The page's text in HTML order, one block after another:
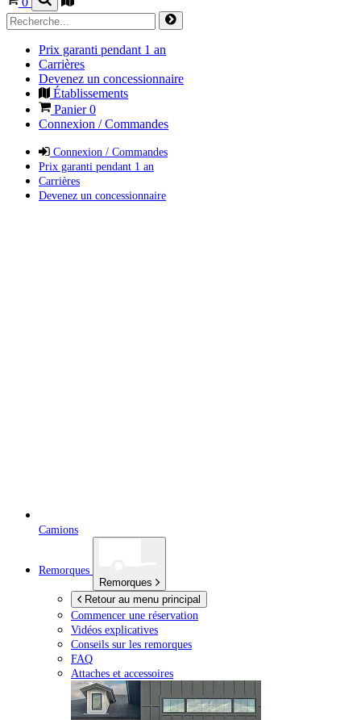
Prix garanti pendant 1 an
Carrières
Devenez un concessionnaire
Établissements
Panier0
Connexion / Commandes
Connexion / Commandes
Prix garanti pendant 1 an
Carrières
Devenez un concessionnaire
Camions
Remorques
Remorques
Retour au menu principal
Commencer une réservation
Vidéos explicatives
Conseils sur les remorques
FAQ
Attaches et accessoires